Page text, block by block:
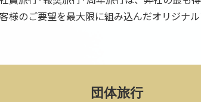
様のご要望を最大限に組み込んだオリジナル
団体旅行